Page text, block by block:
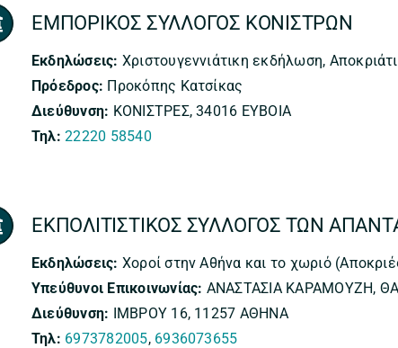
ΕΜΠΟΡΙΚΟΣ ΣΥΛΛΟΓΟΣ ΚΟΝΙΣΤΡΩΝ
Εκδηλώσεις: Χριστουγεννιάτικη εκδήλωση,
Πρόεδρος: Προκόπης Κατσίκας
Διεύθυνση: ΚΟΝΙΣΤΡΕΣ, 34016 ΕΥΒΟΙΑ
Τηλ:22220 58540
ΕΚΠΟΛΙΤΙΣΤΙΚΟΣ ΣΥΛΛΟΓΟΣ ΤΩΝ
Εκδηλώσεις: Χοροί στην Αθήνα και το χωριό
Υπεύθυνοι Επικοινωνίας: ΑΝΑΣΤΑΣΙΑ ΚΑΡΑΜΟΥΖΗ,
Διεύθυνση: ΙΜΒΡΟΥ 16, 11257 ΑΘΗΝΑ
Τηλ: 6973782005, 6936073655